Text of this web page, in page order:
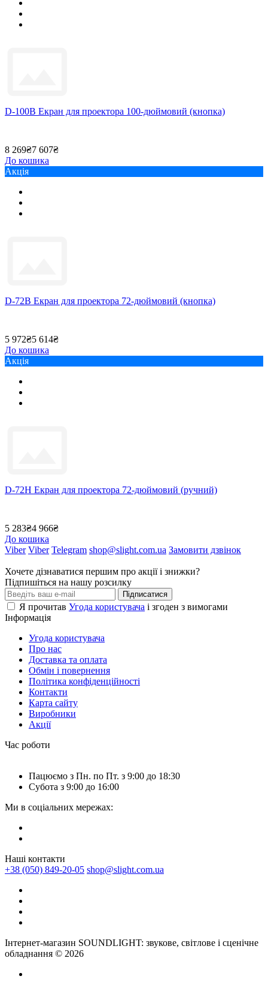
D-100B Екран для проектора 100-дюймовий (кнопка)
8 269₴7 607₴
До кошика
Акція
D-72B Екран для проектора 72-дюймовий (кнопка)
5 972₴5 614₴
До кошика
Акція
D-72H Екран для проектора 72-дюймовий (ручний)
5 283₴4 966₴
До кошика
Viber Viber Telegram shop@slight.com.ua Замовити дзвінок
Хочете дізнаватися першим про акції і знижки?
Підпишіться на нашу розсилку
Підписатися
Я прочитав Угода користувача і згоден з вимогами
Інформація
Угода користувача
Про нас
Доставка та оплата
Обмін і повернення
Політика конфіденційності
Контакти
Карта сайту
Виробники
Акції
Час роботи
Пацюємо з Пн. по Пт. з 9:00 до 18:30
Субота з 9:00 до 16:00
Ми в соціальних мережах:
Наші контакти
+38 (050) 849-20-05 shop@slight.com.ua
Інтернет-магазин SOUNDLIGHT: звукове, світлове і сценічне
обладнання © 2026